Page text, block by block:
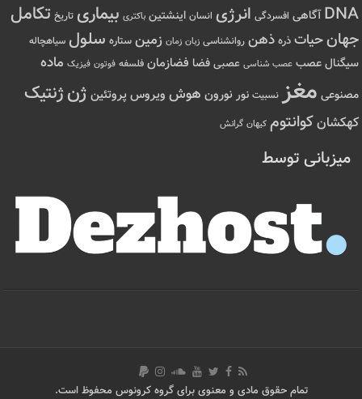
DNA آگاهی افسردگی انرژی انسان اینشتین باکتری بیماری تاریخ تکامل
جهانحیات ذره ذهن روانشناسی زبان زمان زمین ستاره سلول سیاهچاله
سیگنال عصب عصب شناسی عصبی فضا فضازمان فلسفه فوتون فیزیک ماده
مصنوعی مغز نسبیت نور نورون هوش ویروس پروتئین ژنژنتیک
کهکشانکوانتوم کیهان گرانش
میزبانی توسط
تمام حقوق مادی و معنوی برای گروه کرونوس محفوظ است.